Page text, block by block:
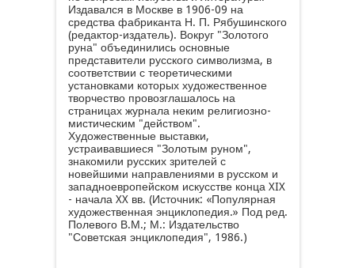
Издавался в Москве в 1906-09 на
средства фабриканта Н. П. Рябушинского
(редактор-издатель). Вокруг "Золотого
руна" объединились основные
представители русского символизма, в
соответствии с теоретическими
установками которых художественное
творчество провозглашалось на
страницах журнала неким религиозно-
мистическим "действом".
Художественные выставки,
устраивавшиеся "Золотым руном",
знакомили русских зрителей с
новейшими направлениями в русском и
западноевропейском искусстве конца XIX
- начала XX вв. (Источник: «Популярная
художественная энциклопедия.» Под ред.
Полевого В.М.; М.: Издательство
"Советская энциклопедия", 1986.)